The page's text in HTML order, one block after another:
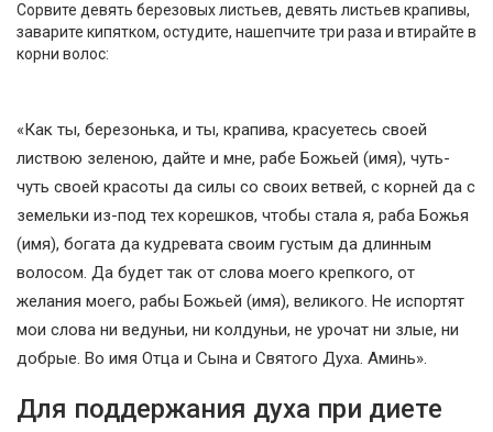
Сорвите девять березовых листьев, девять листьев крапивы,
заварите кипятком, остудите, нашепчите три раза и втирайте в
корни волос:
«Как ты, березонька, и ты, крапива, красуетесь своей
листвою зеленою, дайте и мне, рабе Божьей (имя), чуть-
чуть своей красоты да силы со своих ветвей, с корней да с
земельки из-под тех корешков, чтобы стала я, раба Божья
(имя), богата да кудревата своим густым да длинным
волосом. Да будет так от слова моего крепкого, от
желания моего, рабы Божьей (имя), великого. Не испортят
мои слова ни ведуньи, ни колдуньи, не урочат ни злые, ни
добрые. Во имя Отца и Сына и Святого Духа. Аминь».
Для поддержания духа при диете